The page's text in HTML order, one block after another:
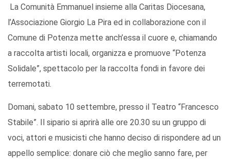
La Comunità Emmanuel insieme alla Caritas Diocesana,
l’Associazione Giorgio La Pira ed in collaborazione con il
Comune di Potenza mette anch’essa il cuore e, chiamando
a raccolta artisti locali, organizza e promuove “Potenza
Solidale”, spettacolo per la raccolta fondi in favore dei
terremotati.
Domani, sabato 10 settembre, presso il Teatro “Francesco
Stabile”. Il sipario si aprirà alle ore 20.30 su un gruppo di
voci, attori e musicisti che hanno deciso di rispondere ad un
appello semplice: donare ciò che meglio sanno fare, per